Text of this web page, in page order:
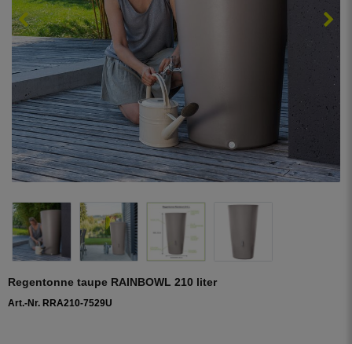
Regentonne taupe RAINBOWL 210 liter
Art.-Nr. RRA210-7529U